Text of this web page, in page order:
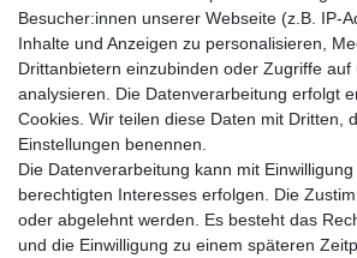
PayPal
Sofortüberweisung
Kreditkarte
AmazonPay
Bar bei Abholung
Besucher:innen unserer Webseite (z.B. IP-
Inhalte und Anzeigen zu personalisieren,
Drittanbietern einzubinden oder Zugriffe auf
analysieren. Die Datenverarbeitung erfolgt
Cookies. Wir teilen diese Daten mit Dritten,
Einstellungen benennen.
Die Datenverarbeitung kann mit
berechtigten Interesses erfolgen. Die
oder abgelehnt werden. Es besteht das
und die Einwilligung zu einem späteren